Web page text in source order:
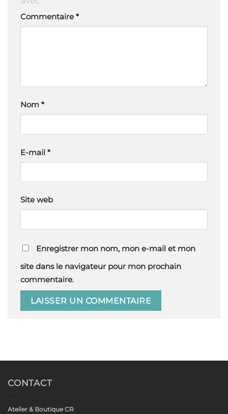
Commentaire *
Nom *
E-mail *
Site web
Enregistrer mon nom, mon e-mail et mon
site dans le navigateur pour mon prochain
commentaire.
CONTACT
Atelier & Boutique CR